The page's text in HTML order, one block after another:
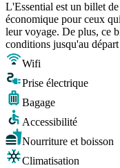
L'Essential est un billet
économique pour ceux
leur voyage. De plus, ce
conditions jusqu'au
Wifi
Prise électrique
Bagage
Accessibilité
Nourriture et boisson
Climatisation